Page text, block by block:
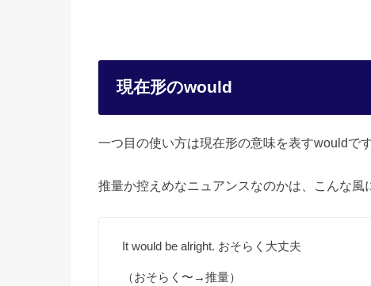
現在形のwould
一つ目の使い方は現在形の意味を表すwouldで
推量か控えめなニュアンスなのかは、こんな風
It would be alright. おそらく大丈夫
（おそらく〜→推量）